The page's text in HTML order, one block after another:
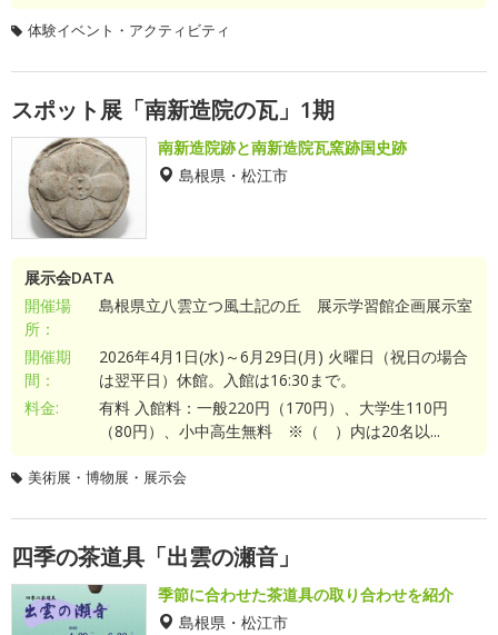
体験イベント・アクティビティ
スポット展「南新造院の瓦」1期
南新造院跡と南新造院瓦窯跡国史跡
島根県・松江市
展示会DATA
開催場
所：
島根県立八雲立つ風土記の丘 展示学習館企画展示室
開催期
間：
2026年4月1日(水)～6月29日(月) 火曜日（祝日の場合
は翌平日）休館。入館は16:30まで。
料金:
有料 入館料：一般220円（170円）、大学生110円
（80円）、小中高生無料 ※（ ）内は20名以...
美術展・博物展・展示会
四季の茶道具「出雲の瀬音」
季節に合わせた茶道具の取り合わせを紹介
島根県・松江市